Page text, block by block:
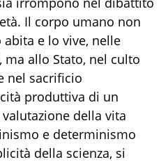
Il corpo umano non
e lo vive, nelle
allo Stato, nel culto
nel sacrificio
produttiva di un
della vita
e determinismo
della scienza, si